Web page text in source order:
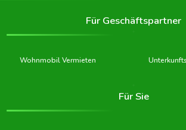
Für Geschäftspartner
Wohnmobil Vermieten
Für Sie